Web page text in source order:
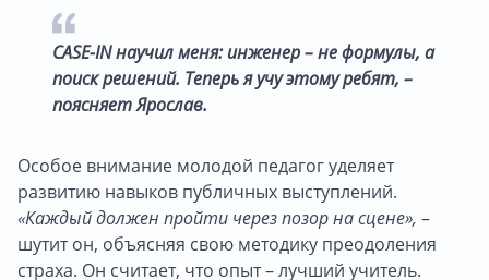
CASE-IN научил меня: инженер – не формулы, а
поиск решений. Теперь я учу этому ребят, –
поясняет Ярослав.
Особое внимание молодой педагог уделяет
развитию навыков публичных выступлений.
«Каждый должен пройти через позор на сцене», –
шутит он, объясняя свою методику преодоления
страха. Он считает, что опыт – лучший учитель.